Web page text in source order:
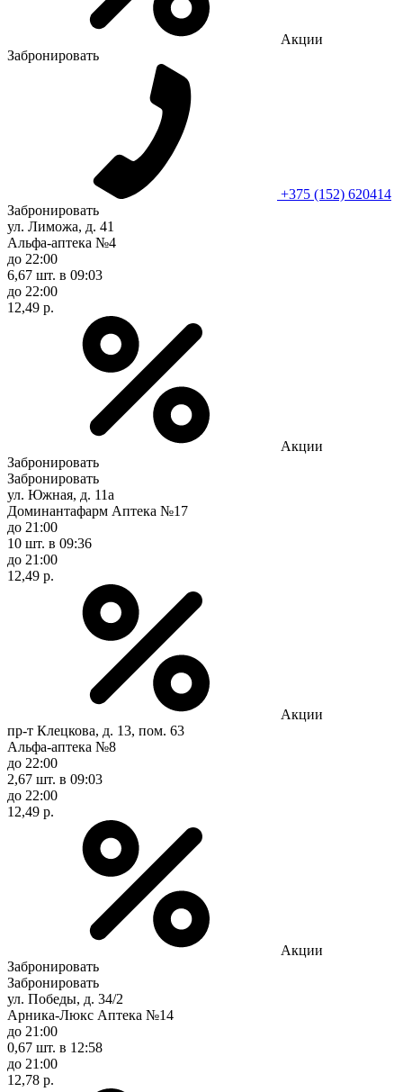
Акции
Забронировать
+375 (152) 620414
Забронировать
ул. Лиможа, д. 41
Альфа-аптека №4
до 22:00
6,67 шт. в 09:03
до 22:00
12,49 р.
Акции
Забронировать
Забронировать
ул. Южная, д. 11а
Доминантафарм Аптека №17
до 21:00
10 шт. в 09:36
до 21:00
12,49 р.
Акции
пр-т Клецкова, д. 13, пом. 63
Альфа-аптека №8
до 22:00
2,67 шт. в 09:03
до 22:00
12,49 р.
Акции
Забронировать
Забронировать
ул. Победы, д. 34/2
Арника-Люкс Аптека №14
до 21:00
0,67 шт. в 12:58
до 21:00
12,78 р.